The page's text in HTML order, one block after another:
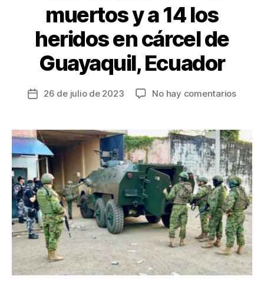
muertos y a 14 los
heridos en cárcel de
Guayaquil, Ecuador
Fecha
entrada
26 de julio de 2023 No hay comentariosen
31
la
cifra
de
y
a
14
los
en
cárcel